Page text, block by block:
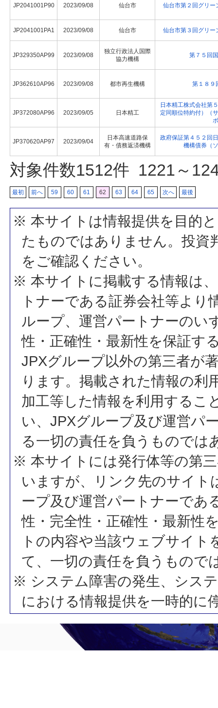
JP2041001P90 2023/09/08 仙台市 仙台市第２回グリー
JP2041001PA1 2023/09/08 仙台市 仙台市第３回グリー
JP329350AP99 2023/09/08
独立行政法人国際
協力機構
第７５回
JP362610AP96 2023/09/08 都市再生機構 第１８９
JP372080AP96 2023/09/05 日本精工
日本精工株式会社第
定同順位特約付）（
JP370620AP97 2023/09/04
日本高速道路保
有・債務返済機構
政府保証第４５２回
機構債券（
対象件数1512件 1221～
最初 前へ 59 60 61 62 63 64 65 次へ 最後
※ 本サイトは情報提供を目的
たものではありません。投資
をご確認ください。
※ 本サイトに掲載する情報は
トナーである証券会社等よ
ループ、運営パートナーのい
性・正確性・最新性を保証す
JPXグループ以外の第三者が
ります。掲載された情報の利
加工等した情報を利用するこ
い、JPXグループ及び運営パ
る一切の責任を負うものでは
※ 本サイトには発行体等の第
いますが、リンク先のサイト
ープ及び運営パートナーであ
性・完全性・正確性・最新性
トの内容や当該ウェブサイ
て、一切の責任を負うもので
※ システム障害の発生、シス
における情報提供を一時的に